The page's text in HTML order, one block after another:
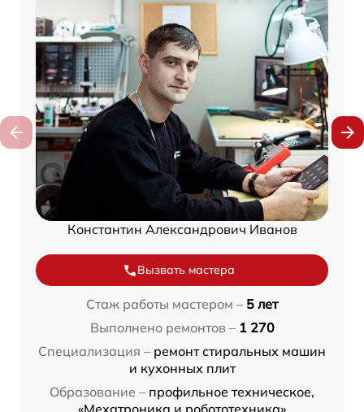
Константин Александрович Иванов
Вызвать мастера
Стаж работы мастером – 5 лет
Выполнено ремонтов – 1 270
Специализация – ремонт стиральных машин
и кухонных плит
Образование – профильное техническое,